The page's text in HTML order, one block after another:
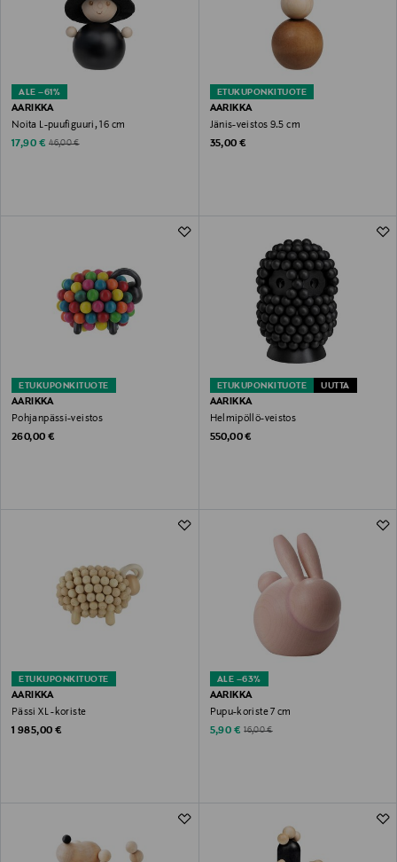
ALE –61%
AARIKKA
Noita L-puufiguuri, 16 cm
Discounted Price
17,90 € Original Price
46,00 €
ETUKUPONKITUOTE
AARIKKA
Jänis-veistos 9.5 cm
Original Price
35,00 €
ETUKUPONKITUOTE
AARIKKA
Pohjanpässi-veistos
Original Price
260,00 €
ETUKUPONKITUOTE UUTTA
AARIKKA
Helmipöllö-veistos
Original Price
550,00 €
ETUKUPONKITUOTE
AARIKKA
Pässi XL -koriste
Original Price
1 985,00 €
ALE –63%
AARIKKA
Pupu-koriste 7 cm
Discounted Price
5,90 € Original Price
16,00 €